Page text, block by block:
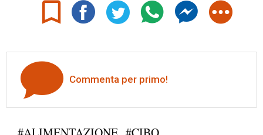
Commenta per primo!